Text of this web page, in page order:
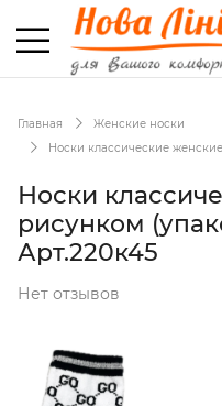
Главная
Женские носки
Носки классические
Носки
рисунком
Арт.220к45
Нет отзывов